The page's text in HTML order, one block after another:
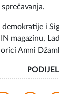
demokratije i
magazinu,
Amni
PODIJELI